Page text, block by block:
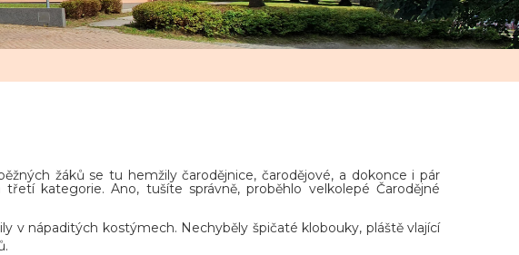
žáků se tu hemžily čarodějnice, čarodějové, a dokonce i pár
kategorie. Ano, tušíte správně, proběhlo velkolepé Čarodějné
v nápaditých kostýmech. Nechyběly špičaté klobouky, pláště vlající